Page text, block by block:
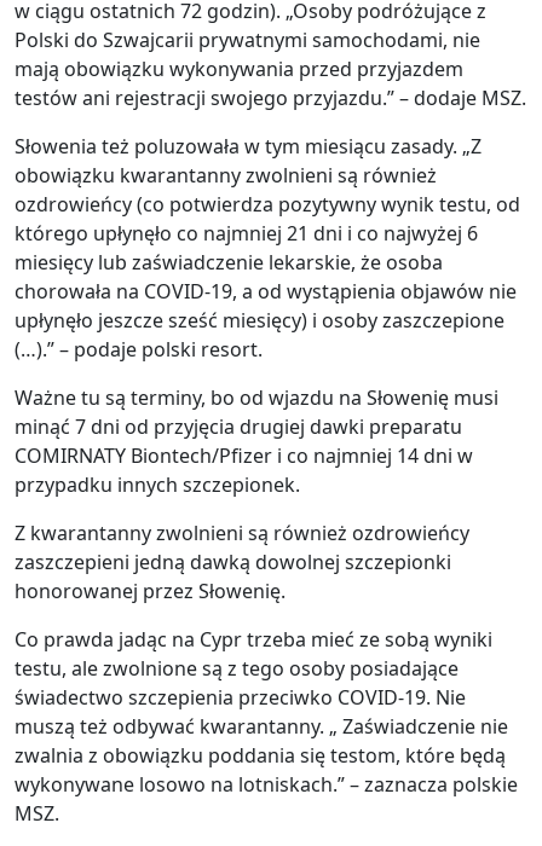
w ciągu ostatnich 72 godzin). „Osoby podróżujące z
Polski do Szwajcarii prywatnymi samochodami, nie
mają obowiązku wykonywania przed przyjazdem
testów ani rejestracji swojego przyjazdu.” – dodaje MSZ.
Słowenia też poluzowała w tym miesiącu zasady. „Z
obowiązku kwarantanny zwolnieni są również
ozdrowieńcy (co potwierdza pozytywny wynik testu, od
którego upłynęło co najmniej 21 dni i co najwyżej 6
miesięcy lub zaświadczenie lekarskie, że osoba
chorowała na COVID-19, a od wystąpienia objawów nie
upłynęło jeszcze sześć miesięcy) i osoby zaszczepione
(…).” – podaje polski resort.
Ważne tu są terminy, bo od wjazdu na Słowenię musi
minąć 7 dni od przyjęcia drugiej dawki preparatu
COMIRNATY Biontech/Pfizer i co najmniej 14 dni w
przypadku innych szczepionek.
Z kwarantanny zwolnieni są również ozdrowieńcy
zaszczepieni jedną dawką dowolnej szczepionki
honorowanej przez Słowenię.
Co prawda jadąc na Cypr trzeba mieć ze sobą wyniki
testu, ale zwolnione są z tego osoby posiadające
świadectwo szczepienia przeciwko COVID-19. Nie
muszą też odbywać kwarantanny. „ Zaświadczenie nie
zwalnia z obowiązku poddania się testom, które będą
wykonywane losowo na lotniskach.” – zaznacza polskie
MSZ.